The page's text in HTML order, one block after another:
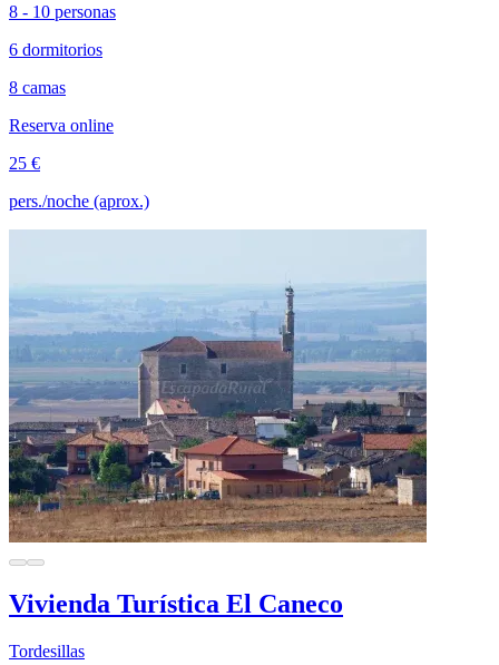
8 - 10 personas
6 dormitorios
8 camas
Reserva online
25 €
pers./noche (aprox.)
Vivienda Turística El Caneco
Tordesillas